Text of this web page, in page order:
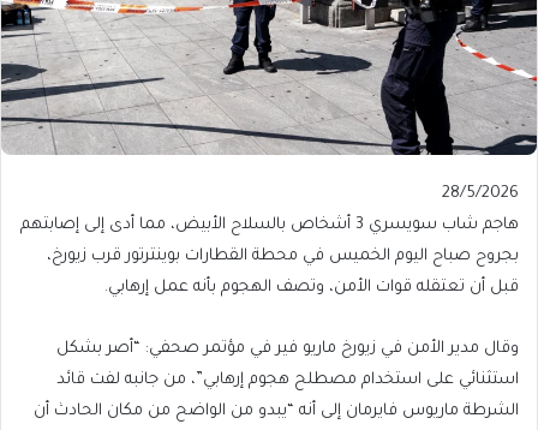
Published
On
28/5/2026
28/5/2026
هاجم شاب سويسري 3 أشخاص بالسلاح الأبيض، مما أدى إلى إصابتهم
بجروح صباح اليوم الخميس في محطة القطارات بوينترتور قرب زيورخ،
قبل أن تعتقله قوات الأمن، وتصف الهجوم بأنه عمل إرهابي.
وقال مدير الأمن في زيورخ ماريو فير في مؤتمر صحفي: “أصر بشكل
استثنائي على استخدام مصطلح هجوم إرهابي”، من جانبه لفت قائد
الشرطة ماريوس فايرمان إلى أنه “يبدو من الواضح من مكان الحادث أن